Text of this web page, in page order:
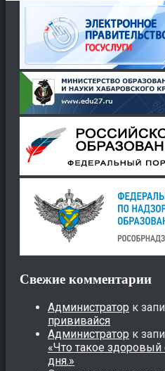
Свежие комментарии
Администратор к
прививайся
Администратор к
«Что такое
дня.»